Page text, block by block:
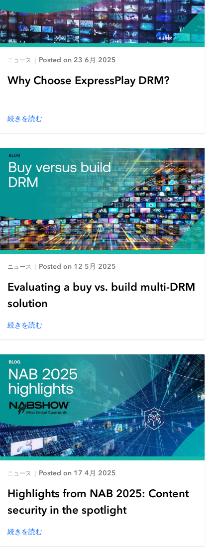
ニュース | Posted on 23 6月 2025
Why Choose ExpressPlay DRM?
続きを読む
ニュース | Posted on 12 5月 2025
Evaluating a buy vs. build multi-DRM
solution
続きを読む
ニュース | Posted on 17 4月 2025
Highlights from NAB 2025: Content
security in the spotlight
続きを読む